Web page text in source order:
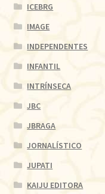
ICEBRG
IMAGE
INDEPENDENTES
INFANTIL
INTRÍNSECA
JBC
JBRAGA
JORNALÍSTICO
JUPATI
KAIJU EDITORA